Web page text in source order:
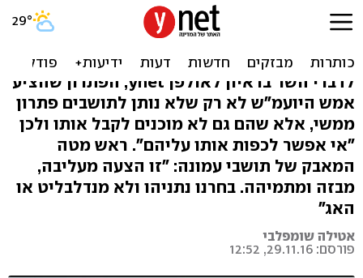
אלקין: "הפתרון של מנדלבליט
בעניין עמונה לא נותן פתרון"
לדברי השר בראיון לאולפן ynet, הפתרון שהציע
אמש היועמ"ש לא רק שלא נותן לתושבים פתרון
ממשי, אלא שהם גם לא מוכנים לקבל אותו ולכן
"אי אפשר לכפות אותו עליהם". ראש מטה
המאבק של תושבי עמונה: "זו הצעה מעליבה,
מבזה ומתמיהה. בחרנו נתניהו ולא מנדלבליט או
האג"
אטילה שומפלבי
פורסם: 29.11.16, 12:52